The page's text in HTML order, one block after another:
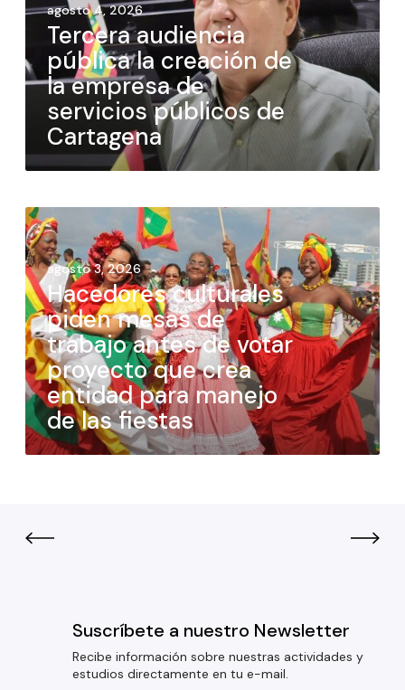
agosto 4, 2026
Tercera audiencia
pública la creación de
la empresa de
servicios públicos de
Cartagena
agosto 3, 2026
Hacedores culturales
piden mesas de
trabajo antes de votar
proyecto que crea
entidad para manejo
de las fiestas
Suscríbete a nuestro Newsletter
Recibe información sobre nuestras actividades y
estudios directamente en tu e-mail.